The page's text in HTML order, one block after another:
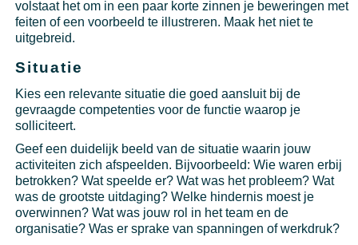
volstaat het om in een paar korte zinnen je beweringen met
feiten of een voorbeeld te illustreren. Maak het niet te
uitgebreid.
Situatie
Kies een relevante situatie die goed aansluit bij de
gevraagde competenties voor de functie waarop je
solliciteert.
Geef een duidelijk beeld van de situatie waarin jouw
activiteiten zich afspeelden. Bijvoorbeeld: Wie waren erbij
betrokken? Wat speelde er? Wat was het probleem? Wat
was de grootste uitdaging? Welke hindernis moest je
overwinnen? Wat was jouw rol in het team en de
organisatie? Was er sprake van spanningen of werkdruk?